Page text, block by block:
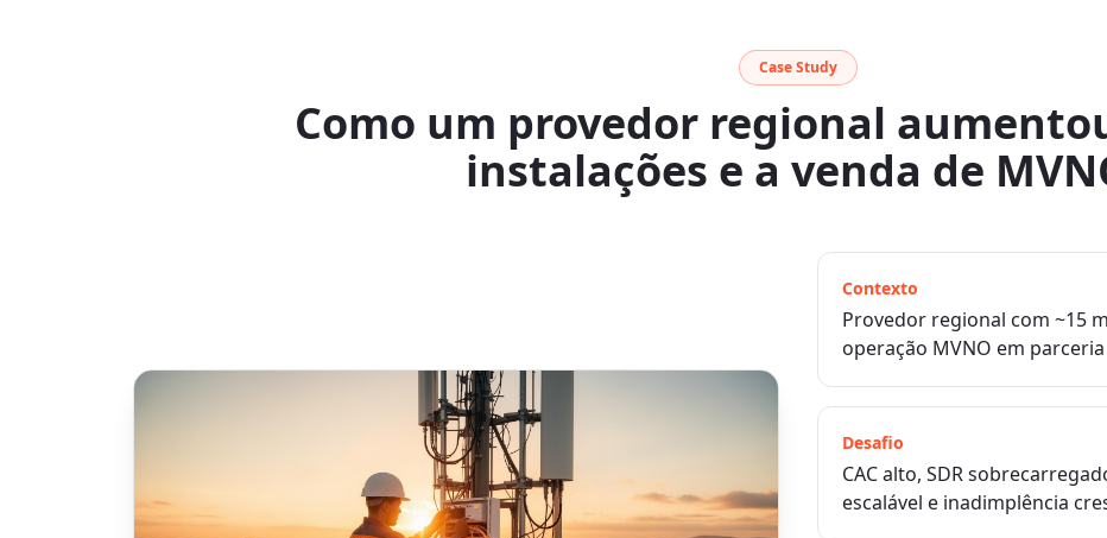
Case Study
Como um provedor regional
instalações e a venda de
Contexto
Provedor regional com ~15
operação MVNO em
Desafio
CAC alto, SDR
escalável e inadimplência